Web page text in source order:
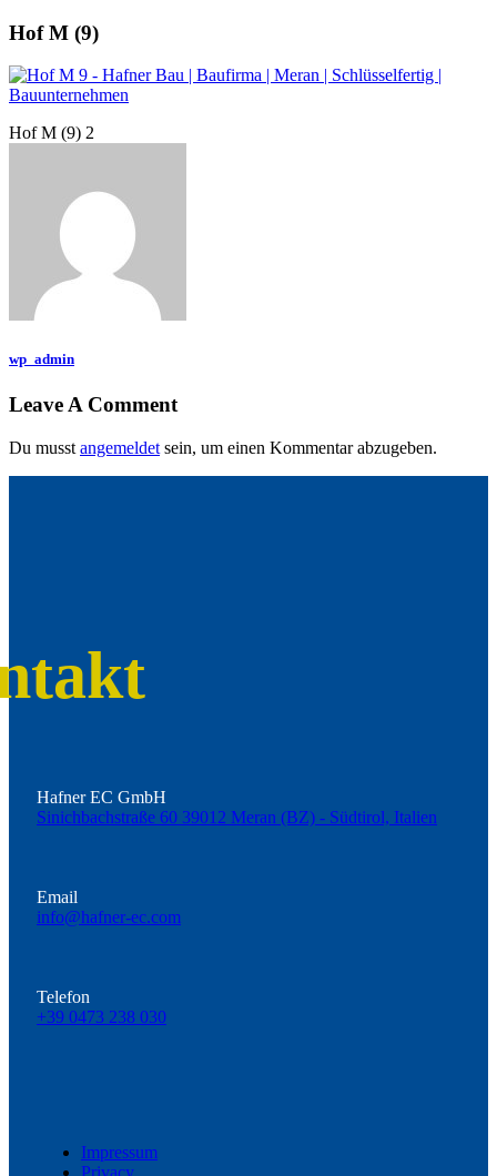
Hof M (9)
Hof M (9) 2
wp_admin
Leave A Comment
Du musst angemeldet sein, um einen Kommentar abzugeben.
Hafner EC GmbH
Sinichbachstraße 60 39012 Meran (BZ) - Südtirol, Italien
Email
info@hafner-ec.com
Telefon
+39 0473 238 030
Impressum
Privacy